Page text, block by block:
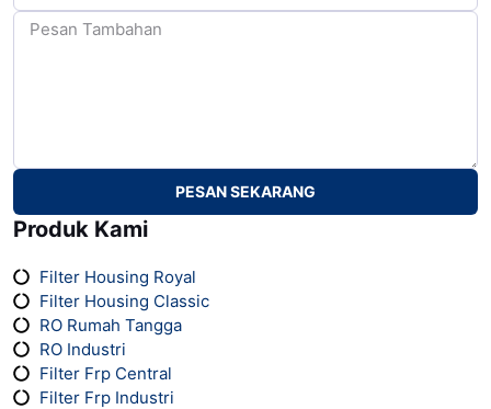
PESAN SEKARANG
Produk Kami
Filter Housing Royal
⁠Filter Housing Classic
RO Rumah Tangga
RO Industri
Filter Frp Central
Filter Frp Industri